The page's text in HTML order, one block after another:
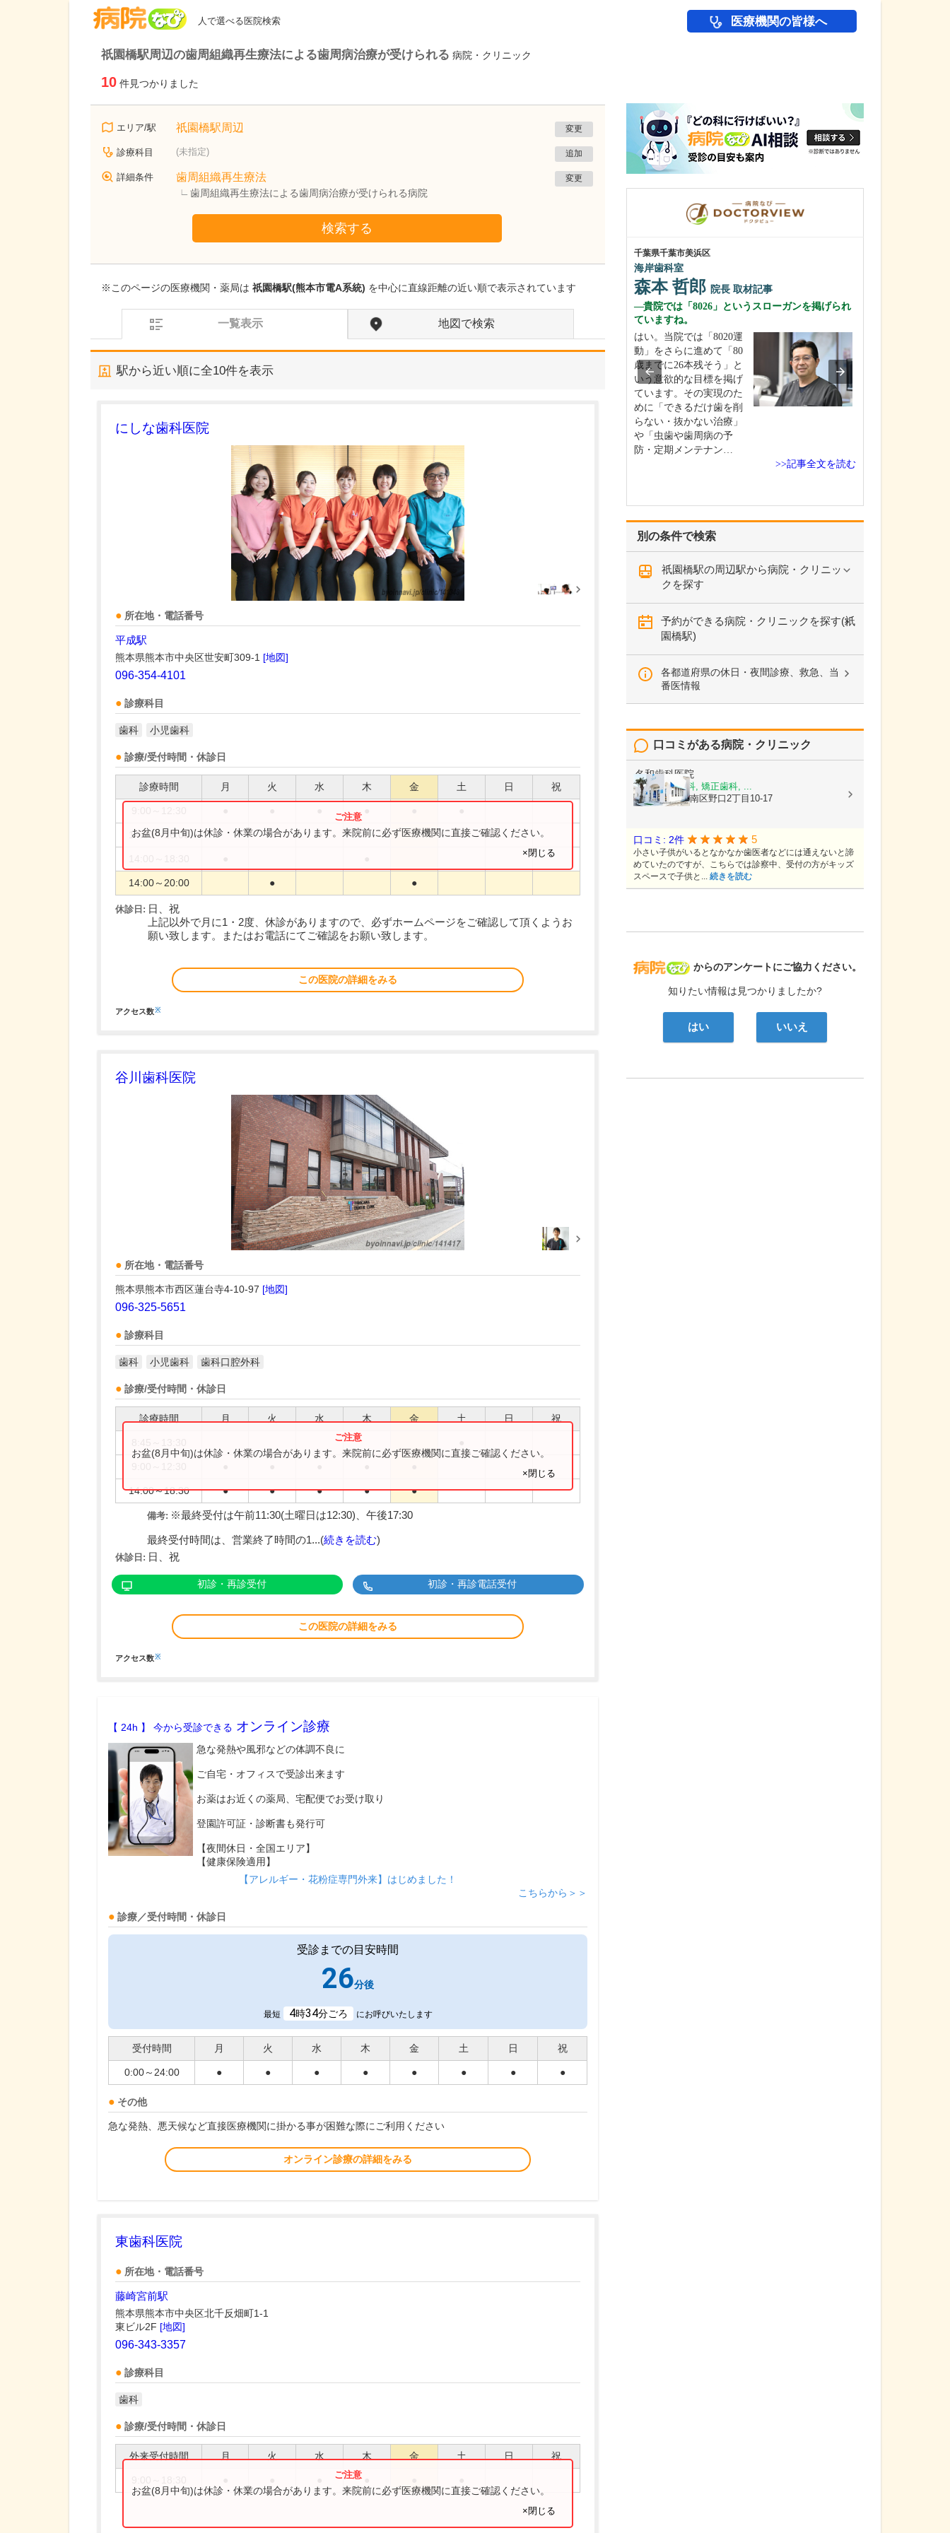
人で選べる医院検索 医療機関の皆様へ
祇園橋駅周辺の歯周組織再生療法による歯周病治療が受けられる 病院・クリニック
10 件見つかりました
エリア/駅 祇園橋駅周辺 変更
診療科目 (未指定) 追加
詳細条件 歯周組織再生療法
歯周組織再生療法による歯周病治療が受けられる病院
変更
検索する
※このページの医療機関・薬局は 祇園橋駅(熊本市電A系統) を中心に直線距離の近い順で表示されています
一覧表示 地図で検索
駅から近い順に全10件を表示
にしな歯科医院
所在地・電話番号
平成駅
熊本県熊本市中央区世安町309-1 [地図]
096-354-4101
診療科目
歯科 小児歯科
診療/受付時間・休診日
診療時間 月 火 水 木 金 土 日 祝
14:00～16:00 ● ●
14:00～20:00 ● ●
お盆(8月中旬)は休診・休業の場合があります。来院前に必ず医療機関に直接ご確認ください。
×閉じる
休診日: 日、祝
上記以外で月に1・2度、休診がありますので、必ずホームページをご確認して頂くようお
願い致します。またはお電話にてご確認をお願い致します。
この医院の詳細をみる
アクセス数※
谷川歯科医院
所在地・電話番号
熊本県熊本市西区蓮台寺4-10-97 [地図]
096-325-5651
診療科目
歯科 小児歯科 歯科口腔外科
診療/受付時間・休診日
診療時間 月 火 水 木 金 土 日 祝
14:00～18:30 ● ● ● ● ●
お盆(8月中旬)は休診・休業の場合があります。来院前に必ず医療機関に直接ご確認ください。
×閉じる
備考: ※最終受付は午前11:30(土曜日は12:30)、午後17:30
最終受付時間は、営業終了時間の1...(続きを読む)
休診日: 日、祝
初診・再診受付 初診・再診電話受付
この医院の詳細をみる
アクセス数※
【 24h 】 今から受診できる オンライン診療
急な発熱や風邪などの体調不良に
ご自宅・オフィスで受診出来ます
お薬はお近くの薬局、宅配便でお受け取り
登園許可証・診断書も発行可
【夜間休日・全国エリア】
【健康保険適用】
【アレルギー・花粉症専門外来】はじめました！
こちらから＞＞
診療／受付時間・休診日
受診までの目安時間
26分後
最短 4時34分ごろ にお呼びいたします
受付時間 月 火 水 木 金 土 日 祝
0:00～24:00 ● ● ● ● ● ● ● ●
その他
急な発熱、悪天候など直接医療機関に掛かる事が困難な際にご利用ください
オンライン診療の詳細をみる
東歯科医院
所在地・電話番号
藤崎宮前駅
熊本県熊本市中央区北千反畑町1-1
東ビル2F [地図]
096-343-3357
診療科目
歯科
診療/受付時間・休診日
外来受付時間 月 火 水 木 金 土 日 祝
お盆(8月中旬)は休診・休業の場合があります。来院前に必ず医療機関に直接ご確認ください。
×閉じる
別の条件で検索
祇園橋駅の周辺駅から病院・クリニッ
クを探す
予約ができる病院・クリニックを探す(祇
園橋駅)
各都道府県の休日・夜間診療、救急、当
番医情報
病院なび
からのアンケートにご協力ください。
知りたい情報は見つかりましたか?
はい いいえ
口コミがある病院・クリニック
名和歯科医院
歯科, 小児歯科, 矯正歯科, ...
熊本県熊本市南区野口2丁目10-17
口コミ: 2件 5
小さい子供がいるとなかなか歯医者などには通えないと諦
めていたのですが、こちらでは診察中、受付の方がキッズ
スペースで子供と... 続きを読む
たかしお内科ハートクリニック
高潮 征爾院長取材記事
たのにはどのような理由があったのでしょうか?
心不全という病気は発症
すると治ることはなく、
育成に取り組みつつ、高
度…
千葉県千葉市美浜区
海岸歯科室
森本 哲郎 院長 取材記事
貴院では「8026」というスローガンを掲げられ
ていますね。
はい。当院では「8020運
動」をさらに進めて「80
歳までに26本残そう」と
いう意欲的な目標を掲げ
ています。その実現のた
めに「できるだけ歯を削
らない・抜かない治療」
や「虫歯や歯周病の予
防・定期メンテナン…
>>記事全文を読む